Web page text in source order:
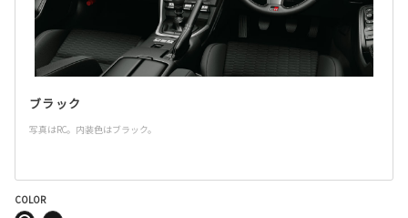
ブラック
写真はRC。内装色はブラック。
COLOR